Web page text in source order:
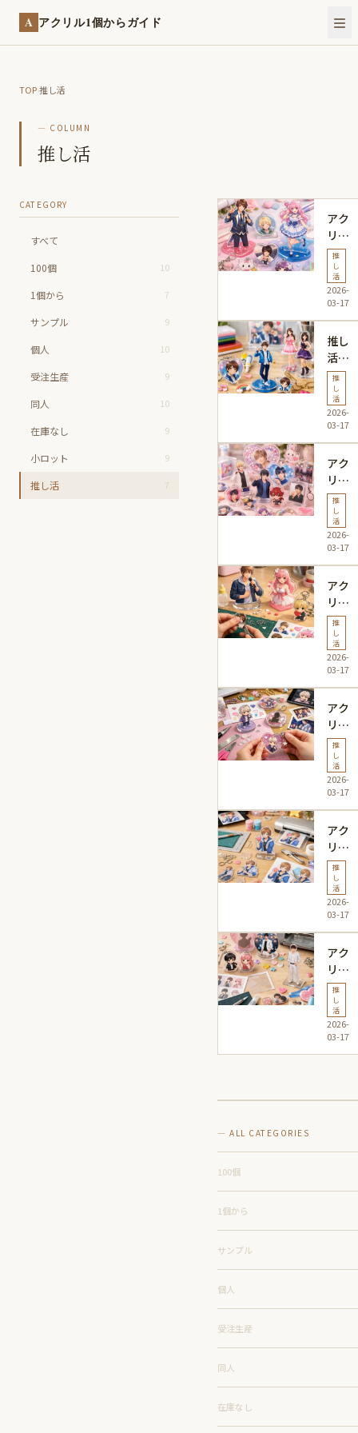
A アクリル1個からガイド
TOP›推し活
— COLUMN
推し活
CATEGORY
すべて
100個
10
1個から 7
サンプル 9
個人 10
受注生産 9
同人 10
在庫なし 9
小ロット 9
推し活 7
アク
リル
グッ
ズの
推し
活お
すす
め比
較！
人気
商品
を徹
底分
推
し
活
2026-
03-17
推し
活に
最
適！
アク
リル
グッ
ズお
すす
め業
者ラ
ンキ
ング
推
し
活
2026-
03-17
アク
リル
グッ
ズで
楽し
む推
し
活！
人気
アイ
デア
集の
ご紹
推
し
活
2026-
03-17
アク
リル
グッ
ズ自
作の
コツ
｜推
し活
を楽
しむ
ため
の完
全ガ
推
し
活
2026-
03-17
アク
リル
グッ
ズで
推し
活を
自作
する
方法
とア
イデ
ア集
推
し
活
2026-
03-17
アク
リル
グッ
ズ推
し活
自作
手
順！
初心
者で
も楽
しく
作れ
推
し
活
2026-
03-17
アク
リル
グッ
ズ推
し活
制作
方法
でも
テッ
イス
推
し
活
2026-
03-17
— ALL CATEGORIES
100個
1個から
サンプル
個人
受注生産
同人
在庫なし